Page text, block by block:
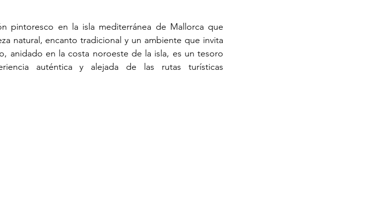
Mallorca | Guía Vender vivienda en Mallorca
pintoresco en la isla mediterránea de Mallorca que
natural, encanto tradicional y un ambiente que invita
anidado en la costa noroeste de la isla, es un tesoro
auténtica y alejada de las rutas turísticas